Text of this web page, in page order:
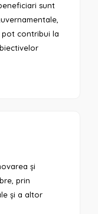
sunt
contribui la
și
prin
și a altor